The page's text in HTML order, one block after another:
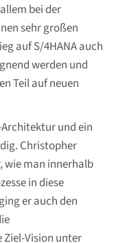
bei der
sehr großen
auf S/4HANA auch
werden und
Teil auf neuen
und ein
Christopher
wie man innerhalb
in diese
er auch den
Vision unter